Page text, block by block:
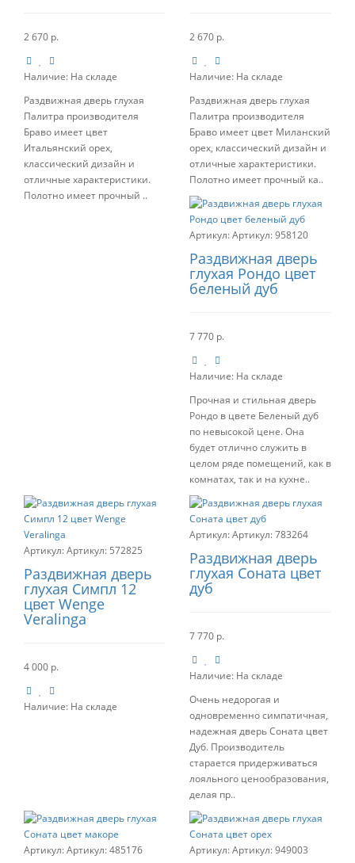
2 670 р.
Наличие: На складе
Раздвижная дверь глухая
Палитра производителя
Браво имеет цвет
Итальянский орех,
классический дизайн и
отличные характеристики.
Полотно имеет прочный ..
2 670 р.
Наличие: На складе
Раздвижная дверь глухая
Палитра производителя
Браво имеет цвет Миланский
орех, классический дизайн и
отличные характеристики.
Полотно имеет прочный ка..
Артикул:958120
Раздвижная дверь
глухая Рондо цвет
беленый дуб
7 770 р.
Наличие: На складе
Прочная и стильная дверь
Рондо в цвете Беленый дуб
по невысокой цене. Она
будет отлично служить в
целом ряде помещений, как в
комнатах, так и на кухне..
Артикул: 572825
Раздвижная дверь
глухая Симпл 12
цвет Wenge
Veralinga
4 000 р.
Наличие: На складе
Артикул:783264
Раздвижная дверь
глухая Соната цвет
дуб
7 770 р.
Наличие: На складе
Очень недорогая и
одновременно симпатичная,
надежная дверь Соната цвет
Дуб. Производитель
старается придерживаться
лояльного ценообразования,
делая пр..
Артикул:485176 Артикул:949003